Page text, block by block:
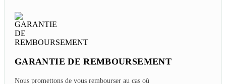
Saturday, 04/11/2026